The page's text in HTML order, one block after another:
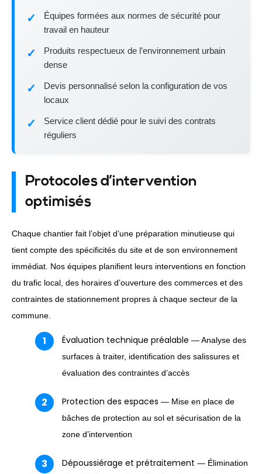
Équipes formées aux normes de sécurité pour
travail en hauteur
Produits respectueux de l’environnement urbain
dense
Devis personnalisé selon la configuration de vos
locaux
Service client dédié pour le suivi des contrats
réguliers
Protocoles d’intervention
optimisés
Chaque chantier fait l’objet d’une préparation minutieuse qui
tient compte des spécificités du site et de son environnement
immédiat. Nos équipes planifient leurs interventions en fonction
du trafic local, des horaires d’ouverture des commerces et des
contraintes de stationnement propres à chaque secteur de la
commune.
Évaluation technique préalable — Analyse des
surfaces à traiter, identification des salissures et
évaluation des contraintes d’accès
Protection des espaces — Mise en place de
bâches de protection au sol et sécurisation de la
zone d’intervention
Dépoussiérage et prétraitement — Élimination